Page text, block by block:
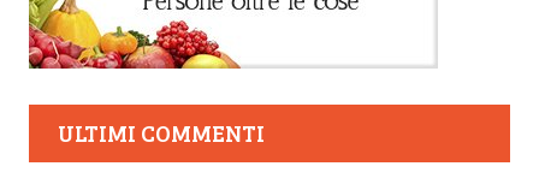
ULTIMI COMMENTI